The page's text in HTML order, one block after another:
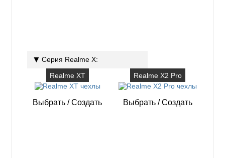
Серия Realme X:
Realme XT
Выбрать /Создать
Realme X2 Pro
Выбрать /Создать